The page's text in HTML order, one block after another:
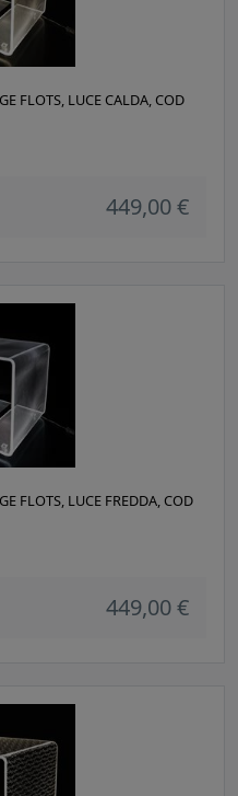
FLOTS, LUCE CALDA, COD
449,00 €
FLOTS, LUCE FREDDA, COD
449,00 €